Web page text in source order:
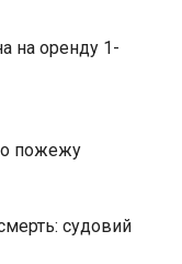
на оренду 1-
пожежу
судовий